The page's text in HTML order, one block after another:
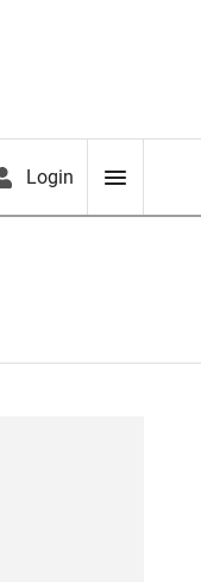
Login